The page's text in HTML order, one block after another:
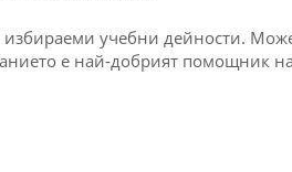
учебни дейности.
е най-добрият помощник